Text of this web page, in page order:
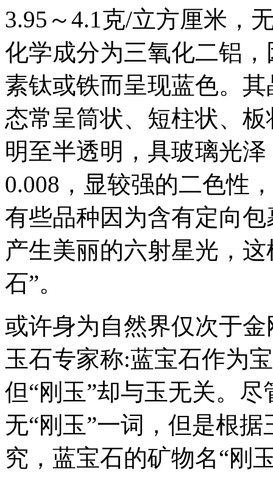
3.95～4.1克/立方厘米，
化学成分为三氧化二铝
素钛或铁而呈现蓝色。
态常呈筒状、短柱状、
明至半透明，具玻璃光
0.008，显较强的二色性
有些品种因为含有定向
产生美丽的六射星光，
石”。
或许身为自然界仅次于
玉石专家称:蓝宝石作为
但“刚玉”却与玉无关。
无“刚玉”一词，但是根
究，蓝宝石的矿物名“刚